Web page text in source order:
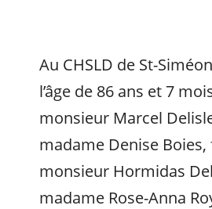
Au CHSLD de St-
l’âge de 86 ans et 7
monsieur Marcel
madame Denise
monsieur Hormidas
madame Rose-Anna